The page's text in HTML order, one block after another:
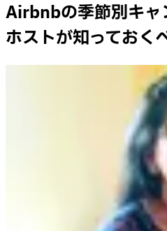
Airbnbの季節別キャ
ホストが知っておく